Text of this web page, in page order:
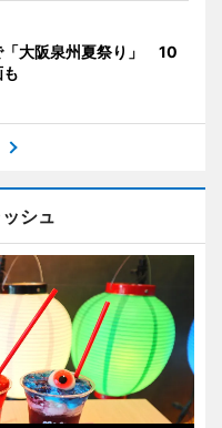
「大阪泉州夏祭り」 10
シュ